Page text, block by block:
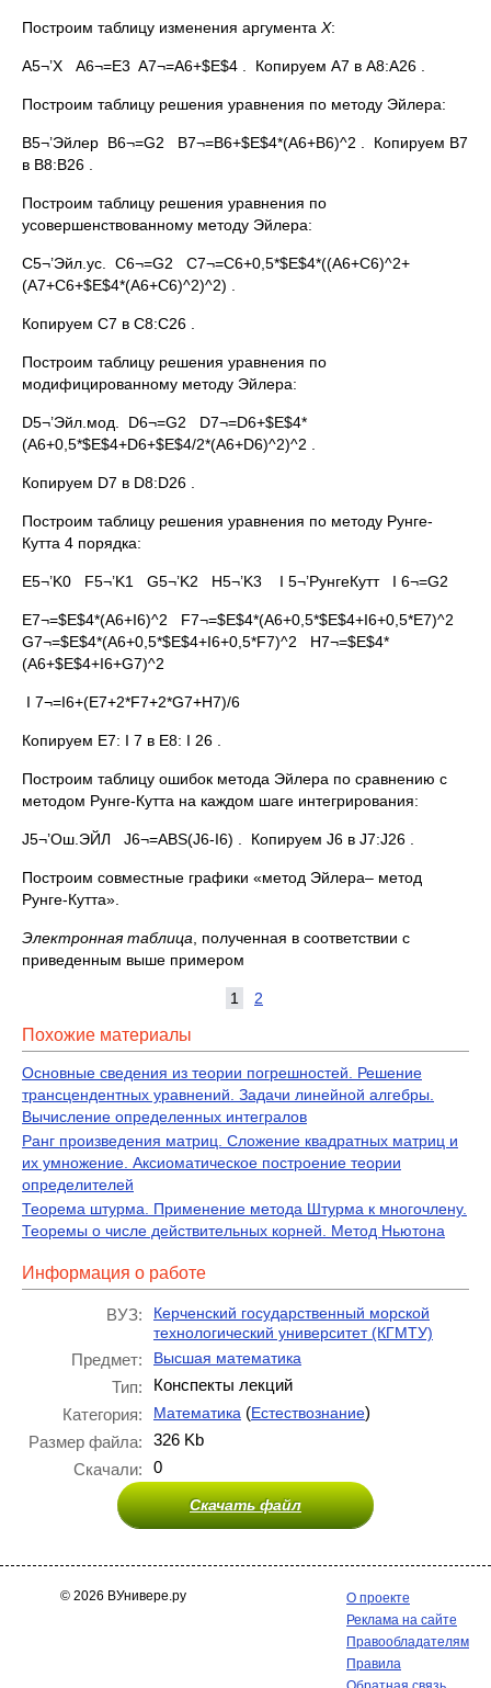
Построим таблицу изменения аргумента Х:
A5¬’Х A6¬=E3 A7¬=A6+$E$4 . Копируем А7 в А8:А26 .
Построим таблицу решения уравнения по методу Эйлера:
B5¬’Эйлер B6¬=G2 B7¬=B6+$E$4*(A6+B6)^2 . Копируем B7
в B8:B26 .
Построим таблицу решения уравнения по
усовершенствованному методу Эйлера:
C5¬’Эйл.ус. С6¬=G2 С7¬=C6+0,5*$E$4*((A6+C6)^2+
(A7+C6+$E$4*(A6+C6)^2)^2) .
Копируем С7 в С8:С26 .
Построим таблицу решения уравнения по
модифицированному методу Эйлера:
D5¬’Эйл.мод. D6¬=G2 D7¬=D6+$E$4*
(A6+0,5*$E$4+D6+$E$4/2*(A6+D6)^2)^2 .
Копируем D7 в D8:D26 .
Построим таблицу решения уравнения по методу Рунге-
Кутта 4 порядка:
E5¬’K0 F5¬’K1 G5¬’K2 H5¬’K3 I 5¬’РунгеКутт I 6¬=G2
E7¬=$E$4*(A6+I6)^2 F7¬=$E$4*(A6+0,5*$E$4+I6+0,5*E7)^2
G7¬=$E$4*(A6+0,5*$E$4+I6+0,5*F7)^2 H7¬=$E$4*
(A6+$E$4+I6+G7)^2
I 7¬=I6+(E7+2*F7+2*G7+H7)/6
Копируем E7: I 7 в E8: I 26 .
Построим таблицу ошибок метода Эйлера по сравнению с
методом Рунге-Кутта на каждом шаге интегрирования:
J5¬’Ош.ЭЙЛ J6¬=ABS(J6-I6) . Копируем J6 в J7:J26 .
Построим совместные графики «метод Эйлера– метод
Рунге-Кутта».
Электронная таблица, полученная в соответствии с
приведенным выше примером
1 2
Похожие материалы
Основные сведения из теории погрешностей. Решение
трансцендентных уравнений. Задачи линейной алгебры.
Вычисление определенных интегралов
Ранг произведения матриц. Сложение квадратных матриц и
их умножение. Аксиоматическое построение теории
определителей
Теорема штурма. Применение метода Штурма к многочлену.
Теоремы о числе действительных корней. Метод Ньютона
Информация о работе
ВУЗ:
Керченский государственный морской
технологический университет (КГМТУ)
Предмет: Высшая математика
Тип:
Конспекты лекций
Категория:
Математика (Естествознание)
Размер файла:
326 Kb
Скачали:
0
Скачать файл
© 2026 ВУнивере.ру
О проекте
Реклама на сайте
Правообладателям
Правила